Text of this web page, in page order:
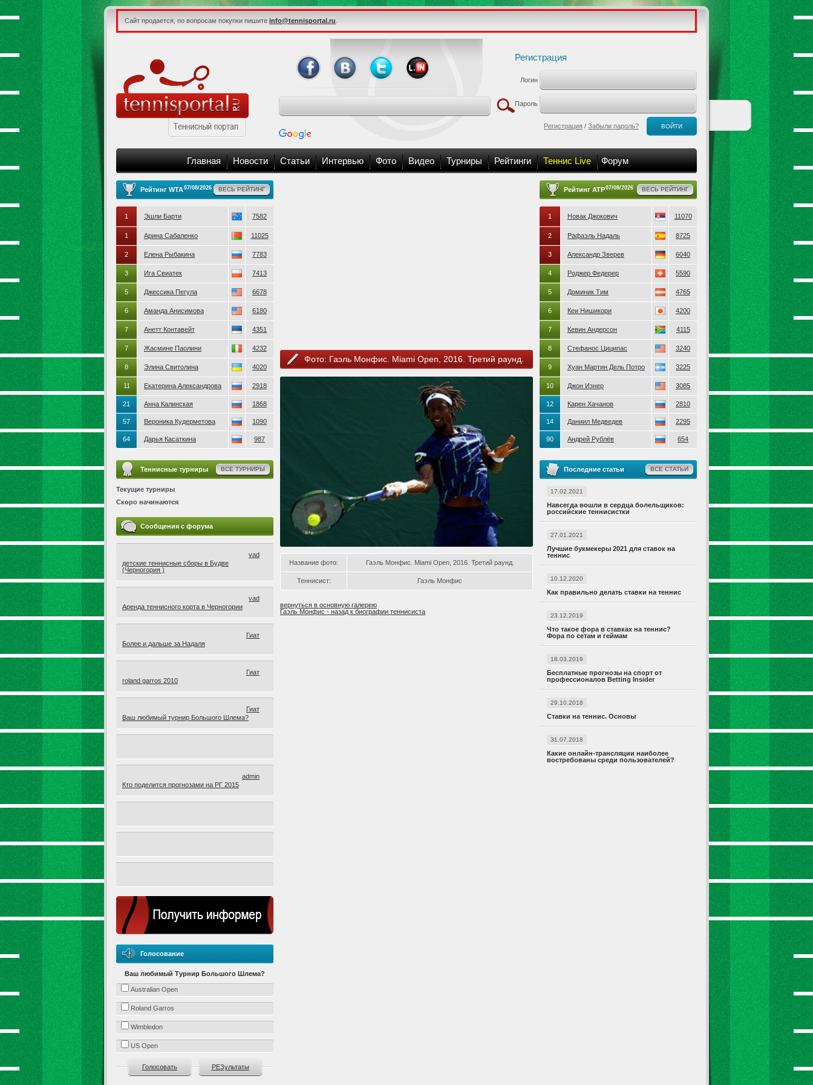
Сайт продается, по вопросам покупки пишите info@tennisportal.ru
Регистрация
Логин
Пароль
Регистрация / Забыли пароль? ВОЙТИ
Главная Новости Статьи Интервью Фото Видео Турниры Рейтинги Теннис Live Форум
Фото: Гаэль Монфис. Miami Open, 2016. Третий раунд.
Название фото: Гаэль Монфис. Miami Open, 2016. Третий раунд.
Теннисист: Гаэль Монфис
вернуться в основную галерею
Гаэль Монфис - назад к биографии теннисиста
Рейтинг WTA07/08/2026 ВЕСЬ РЕЙТИНГ
1 Эшли Барти 7582
1 Арина Сабаленко 11025
2 Елена Рыбакина 7783
3 Ига Свиатек 7413
5 Джессика Пегула 6678
6 Аманда Анисимова 6180
7 Анетт Контавейт 4351
7 Жасмине Паолини 4232
8 Элина Свитолина 4020
11 Екатерина Александрова 2918
21 Анна Калинская 1868
57 Вероника Кудерметова 1090
64 Дарья Касаткина 987
Теннисные турниры ВСЕ ТУРНИРЫ
Текущие турниры
Скоро начинаются
Сообщения с форума
детские теннисные сборы в Будве
(Черногория )
vad
Аренда теннисного корта в Черногории
vad
Более и дальше за Надаля
Гиат
roland garros 2010
Гиат
Ваш любимый турнир Большого Шлема?
Гиат
Кто поделится прогнозами на РГ 2015
admin
Голосование
Ваш любимый Турнир Большого Шлема?
Australian Open
Roland Garros
Wimbledon
US Open
Голосовать РЕЗультаты
Рейтинг ATP07/08/2026 ВЕСЬ РЕЙТИНГ
1 Новак Джокович 11070
2 Рафаэль Надаль 8725
3 Александр Зверев 6040
4 Роджер Федерер 5590
5 Доминик Тим 4765
6 Кеи Нишикори 4200
7 Кевин Андерсон 4115
8 Стефанос Циципас 3240
9 Хуан Мартин Дель Потро 3225
10 Джон Изнер 3085
12 Карен Хачанов 2810
14 Даниил Медведев 2295
90 Андрей Рублёв 654
Последние статьи ВСЕ СТАТЬИ
17.02.2021
Навсегда вошли в сердца болельщиков:
российские теннисистки
27.01.2021
Лучшие букмекеры 2021 для ставок на
теннис
10.12.2020
Как правильно делать ставки на теннис
23.12.2019
Что такое фора в ставках на теннис?
Фора по сетам и геймам
18.03.2019
Бесплатные прогнозы на спорт от
профессионалов Betting Insider
29.10.2018
Ставки на теннис. Основы
31.07.2018
Какие онлайн-трансляции наиболее
востребованы среди пользователей?